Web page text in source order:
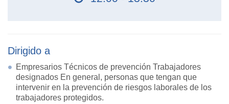
Dirigido a
Empresarios Técnicos de prevención Trabajadores
designados En general, personas que tengan que
intervenir en la prevención de riesgos laborales de los
trabajadores protegidos.